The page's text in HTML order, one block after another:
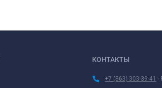
КОНТАКТЫ
+7 (863) 303-39-41 -